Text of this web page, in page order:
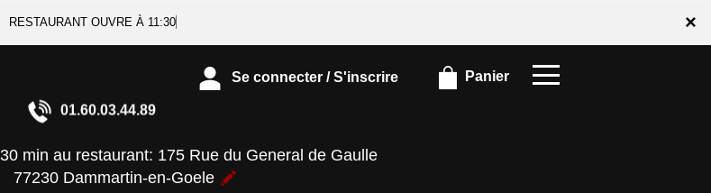
×
RESTAURANT OUVRE À 11:30
30 min au restaurant: 175 Rue du General de Gaulle
77230 Dammartin-en-Goele
Se connecter / S'inscrire Panier
×